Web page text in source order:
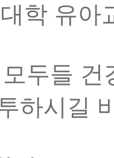
학 유아
두들
하시길